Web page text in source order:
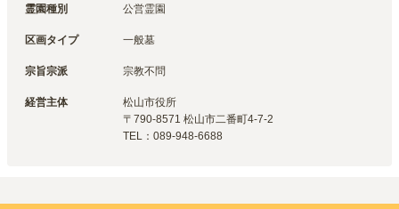
霊園種別 公営霊園
区画タイプ 一般墓
宗旨宗派 宗教不問
経営主体 松山市役所
〒 790-8571 松山市二番町4-7-2
TEL： 089-948-6688